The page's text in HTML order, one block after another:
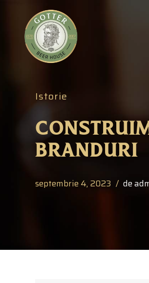
Istorie
BRANDURI
septembrie 4, 2023 de